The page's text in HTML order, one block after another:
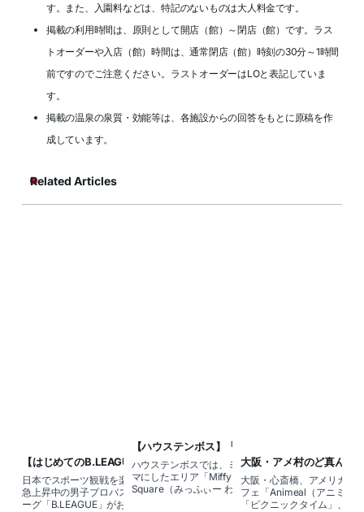
す。また、入園料などは、特記のないものは大人料金です。
掲載の利用時間は、原則として開店（館）～閉店（館）です。ラス
トオーダーや入店（館）時間は、通常閉店（館）時刻の30分～1時間
前ですのでご注意ください。ラストオーダーはLOと表記していま
す。
掲載の温泉の泉質・効能等は、各施設からの回答をもとに原稿を作
成しています。
Related Articles
【はじめてのB.LEAGUE観戦】アルバ
ルク東京のホームゲームをとことん楽
しむ！
日本でスポーツ観戦を楽しむなら、人気
急上昇中の男子プロバスケットボールリ
ーグ「B.LEAGUE」がおすすめ。会場はど
【ハウステンボス】「ミッフィー・ワ
ンダースクエア」の エリア詳細やフー
ド・グッズも大紹介
ハウステンボスでは、ミッフィーをテー
マにしたエリア「Miffy Wonder
Square（みっふぃー わんだー すくえ
あ）」が2025年6月21日にオープン！ ミ
大阪・アメ村のど真ん中
モフモフする新感覚の動
大阪・心斎橋、アメリカ村
フェ「Animeal（アニミル
「ピクニックタイム」、夜